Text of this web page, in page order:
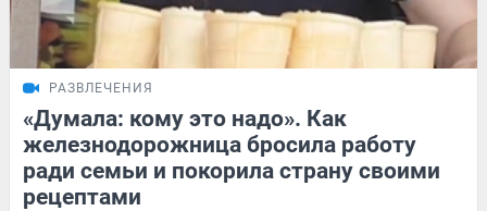
РАЗВЛЕЧЕНИЯ
«Думала: кому это надо». Как
железнодорожница бросила работу
ради семьи и покорила страну своими
рецептами